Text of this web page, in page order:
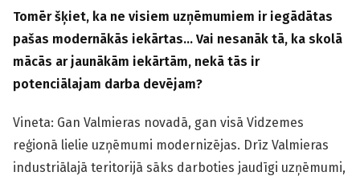
Tomēr šķiet, ka ne visiem uzņēmumiem ir iegādātas
pašas modernākās iekārtas… Vai nesanāk tā, ka skolā
mācās ar jaunākām iekārtām, nekā tās ir
potenciālajam darba devējam?
Vineta: Gan Valmieras novadā, gan visā Vidzemes
reģionā lielie uzņēmumi modernizējas. Drīz Valmieras
industriālajā teritorijā sāks darboties jaudīgi uzņēmumi,